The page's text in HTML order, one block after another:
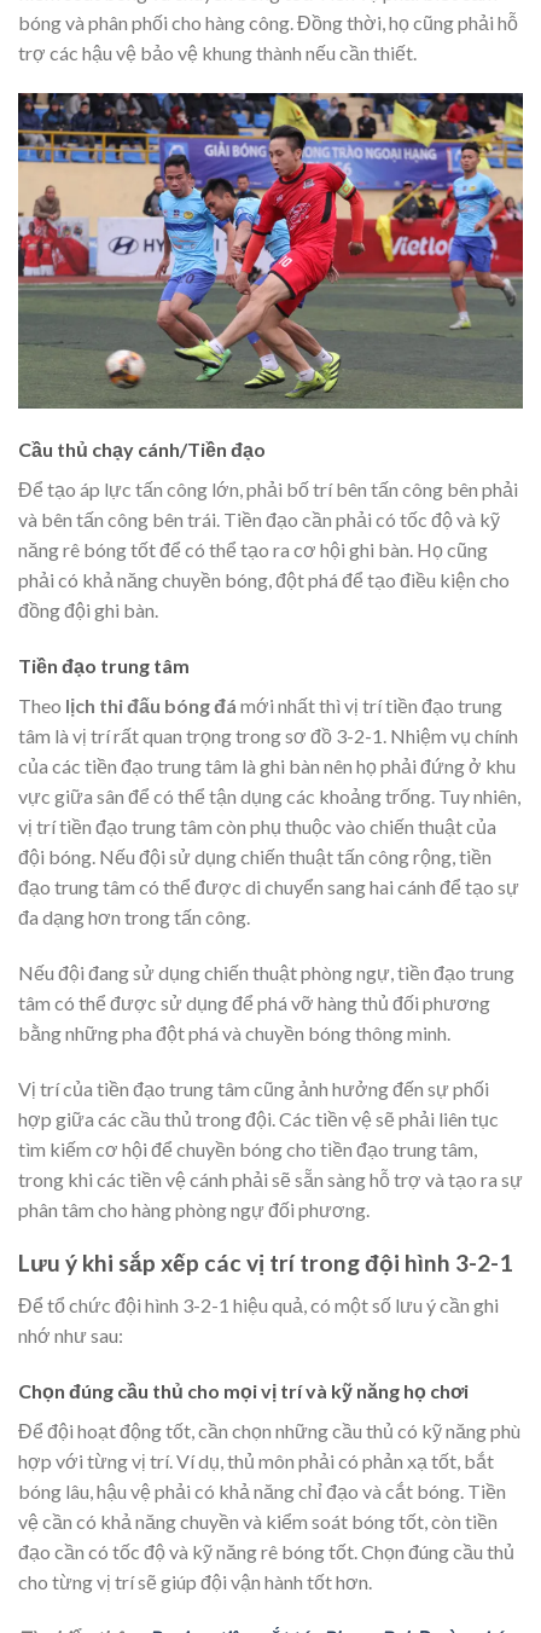
bóng và phân phối cho hàng công. Đồng thời, họ cũng phải hỗ
trợ các hậu vệ bảo vệ khung thành nếu cần thiết.
Cầu thủ chạy cánh/Tiền đạo
Để tạo áp lực tấn công lớn, phải bố trí bên tấn công bên phải
và bên tấn công bên trái. Tiền đạo cần phải có tốc độ và kỹ
năng rê bóng tốt để có thể tạo ra cơ hội ghi bàn. Họ cũng
phải có khả năng chuyền bóng, đột phá để tạo điều kiện cho
đồng đội ghi bàn.
Tiền đạo trung tâm
Theo lịch thi đấu bóng đá mới nhất thì vị trí tiền đạo trung
tâm là vị trí rất quan trọng trong sơ đồ 3-2-1. Nhiệm vụ chính
của các tiền đạo trung tâm là ghi bàn nên họ phải đứng ở khu
vực giữa sân để có thể tận dụng các khoảng trống. Tuy nhiên,
vị trí tiền đạo trung tâm còn phụ thuộc vào chiến thuật của
đội bóng. Nếu đội sử dụng chiến thuật tấn công rộng, tiền
đạo trung tâm có thể được di chuyển sang hai cánh để tạo sự
đa dạng hơn trong tấn công.
Nếu đội đang sử dụng chiến thuật phòng ngự, tiền đạo trung
tâm có thể được sử dụng để phá vỡ hàng thủ đối phương
bằng những pha đột phá và chuyền bóng thông minh.
Vị trí của tiền đạo trung tâm cũng ảnh hưởng đến sự phối
hợp giữa các cầu thủ trong đội. Các tiền vệ sẽ phải liên tục
tìm kiếm cơ hội để chuyền bóng cho tiền đạo trung tâm,
trong khi các tiền vệ cánh phải sẽ sẵn sàng hỗ trợ và tạo ra sự
phân tâm cho hàng phòng ngự đối phương.
Lưu ý khi sắp xếp các vị trí trong đội hình 3-2-1
Để tổ chức đội hình 3-2-1 hiệu quả, có một số lưu ý cần ghi
nhớ như sau:
Chọn đúng cầu thủ cho mọi vị trí và kỹ năng họ chơi
Để đội hoạt động tốt, cần chọn những cầu thủ có kỹ năng phù
hợp với từng vị trí. Ví dụ, thủ môn phải có phản xạ tốt, bắt
bóng lâu, hậu vệ phải có khả năng chỉ đạo và cắt bóng. Tiền
vệ cần có khả năng chuyền và kiểm soát bóng tốt, còn tiền
đạo cần có tốc độ và kỹ năng rê bóng tốt. Chọn đúng cầu thủ
cho từng vị trí sẽ giúp đội vận hành tốt hơn.